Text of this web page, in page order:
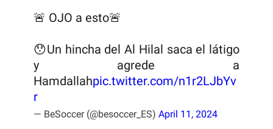
🚨 OJO a esto🚨
😯Un hincha del Al Hilal saca el látigo
y agrede a
Hamdallahpic.twitter.com/n1r2LJbYv
r
— BeSoccer (@besoccer_ES) April 11, 2024